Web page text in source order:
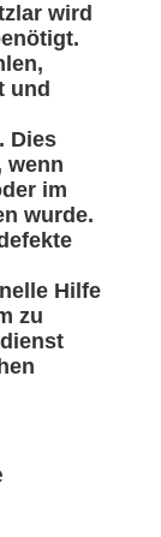
wird
und
Dies
wenn
im
wurde.
Hilfe
zu